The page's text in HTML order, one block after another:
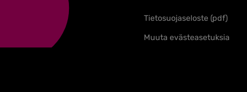
Tietosuojaseloste (pdf)
Muuta evästeasetuksia